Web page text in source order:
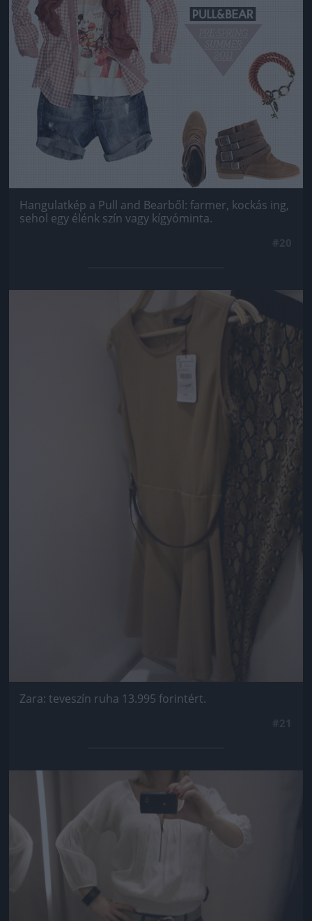
Hangulatkép a Pull and Bearből: farmer, kockás ing,
sehol egy élénk szín vagy kígyóminta.
Jön még kép!
Zara: teveszín ruha 13.995 forintért.
Jön még kép!